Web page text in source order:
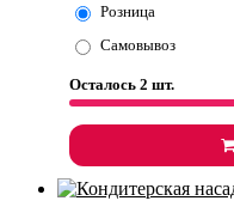
Розница
Самовывоз
Осталось 2 шт.